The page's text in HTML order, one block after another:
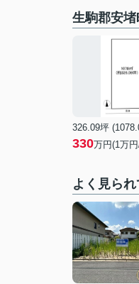
生駒郡安
326.09坪
330万円(1万
よく見ら